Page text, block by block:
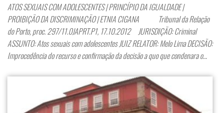
ATOS SEXUAIS COM ADOLESCENTES | PRINCÍPIO DA IGUALDADE |
PROIBIÇÃO DA DISCRIMINAÇÃO | ETNIA CIGANA Tribunal da Relação
do Porto, proc. 297/11.0JAPRT.P1, 17.10.2012 JURISDIÇÃO: Criminal
ASSUNTO: Atos sexuais com adolescentes JUIZ RELATOR: Melo Lima DECISÃO:
Improcedência do recurso e confirmação da decisão a quo que condenara o…